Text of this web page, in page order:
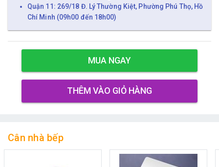
Quận 11: 269/18 Đ. Lý Thường Kiệt, Phường Phú Thọ, Hồ
Chí Minh (09h00 đến 18h00)
MUA NGAY
THÊM VÀO GIỎ HÀNG
Cân nhà bếp